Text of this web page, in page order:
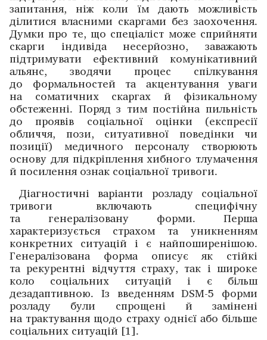
запитання, ніж коли їм дають можливість
ділити­ся власними скаргами без заохочення.
Думки про те, що ­спеціаліст може сприйняти
скарги індивіда несерйозно, ­заважають
підтримувати ефективний комунікативний
альянс, зводячи процес спілкування
до формальностей та акцентування уваги
на соматичних скаргах й фізикальному
обстеженні. Поряд з тим постійна пильність
до проявів соціальної оцінки (експресії
обличчя, пози, ситуативної по­ведінки чи
позиції) медичного персоналу створюють
основу для підкріплення хибного тлумачення
й ­посилення ознак соціальної тривоги.
Діагностичні варіанти розладу соціальної
тривоги включають специфічну
та генералізовану форми. Перша
характеризується страхом та уникненням
конкретних ситуацій і є найпоширенішою.
Генералізована форма описує як стійкі
та рекурентні відчуття страху, так і широке
коло соціальних ситуацій і є більш
дезадаптивною. Із введенням DSM-5 форми
розладу були спрощені й ­замінені
на трактування щодо страху однієї або більше
соціальних ситуацій [1].